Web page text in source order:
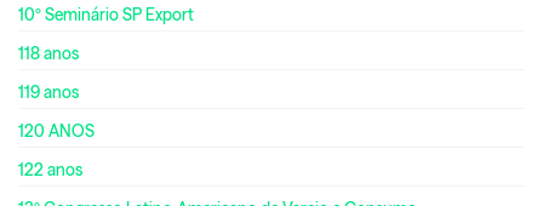
10º Seminário SP Export
118 anos
119 anos
120 ANOS
122 anos